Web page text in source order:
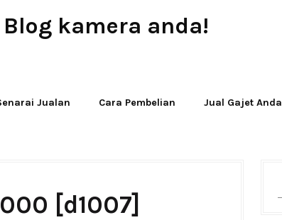
Blog kamera anda!
Jualan Cara Pembelian Jual Gajet Anda
[d1007]